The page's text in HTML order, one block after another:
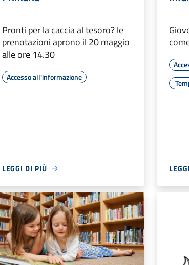
Pronti per la caccia al tesoro? le
prenotazioni aprono il 20 maggio
alle ore 14.30
Accesso all'informazione
LEGGI DI PIÙ